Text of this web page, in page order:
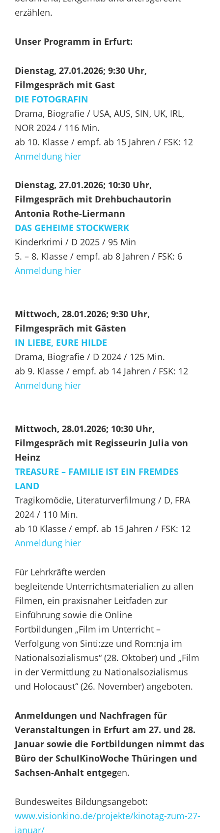
erzählen.
Unser Programm in Erfurt:
Dienstag, 27.01.2026; 9:30 Uhr,
Filmgespräch mit Gast
DIE FOTOGRAFIN
Drama, Biografie / USA, AUS, SIN, UK, IRL,
NOR 2024 / 116 Min.
ab 10. Klasse / empf. ab 15 Jahren / FSK: 12
Anmeldung hier
Dienstag, 27.01.2026; 10:30 Uhr,
Filmgespräch mit Drehbuchautorin
Antonia Rothe-Liermann
DAS GEHEIME STOCKWERK
Kinderkrimi / D 2025 / 95 Min
5. – 8. Klasse / empf. ab 8 Jahren / FSK: 6
Anmeldung hier
Mittwoch, 28.01.2026; 9:30 Uhr,
Filmgespräch mit Gästen
IN LIEBE, EURE HILDE
Drama, Biografie / D 2024 / 125 Min.
ab 9. Klasse / empf. ab 14 Jahren / FSK: 12
Anmeldung hier
Mittwoch, 28.01.2026; 10:30 Uhr,
Filmgespräch mit Regisseurin Julia von
Heinz
TREASURE – FAMILIE IST EIN FREMDES
LAND
Tragikomödie, Literaturverfilmung / D, FRA
2024 / 110 Min.
ab 10 Klasse / empf. ab 15 Jahren / FSK: 12
Anmeldung hier
Für Lehrkräfte werden
begleitende Unterrichtsmaterialien zu allen
Filmen, ein praxisnaher Leitfaden zur
Einführung sowie die Online
Fortbildungen „Film im Unterricht –
Verfolgung von Sinti:zze und Rom:nja im
Nationalsozialismus“ (28. Oktober) und „Film
in der Vermittlung zu Nationalsozialismus
und Holocaust“ (26. November) angeboten.
Anmeldungen und Nachfragen für
Veranstaltungen in Erfurt am 27. und 28.
Januar sowie die Fortbildungen nimmt das
Büro der SchulKinoWoche Thüringen und
Sachsen-Anhalt entgegen.
Bundesweites Bildungsangebot:
www.visionkino.de/projekte/kinotag-zum-27-
januar/